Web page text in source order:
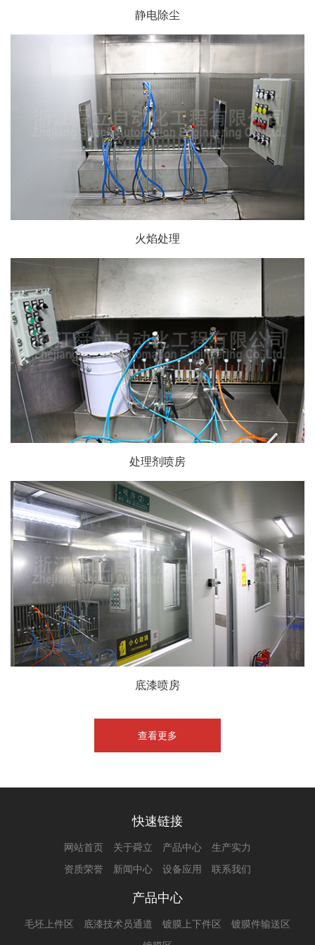
静电除尘
火焰处理
处理剂喷房
底漆喷房
查看更多
快速链接
网站首页 关于舜立 产品中心
生产实力
资质荣誉
新闻中心 设备应用 联系我们
产品中心
毛坯上件区 底漆技术员通道 镀膜上下件区
镀膜件输送区